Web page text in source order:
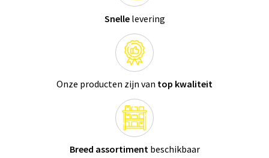
Snellelevering
Onze producten zijn van top kwaliteit
Breed assortiment beschikbaar